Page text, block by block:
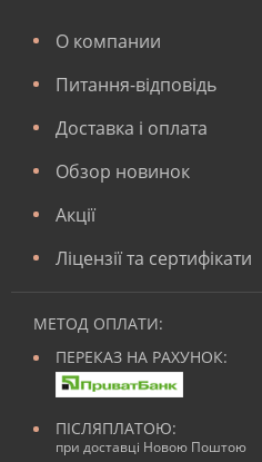
О компании
Питання-відповідь
Доставка і оплата
Обзор новинок
Акції
Ліцензії та сертифікати
МЕТОД ОПЛАТИ:
ПЕРЕКАЗ НА РАХУНОК:
ПІСЛЯПЛАТОЮ:
при доставці Новою Поштою